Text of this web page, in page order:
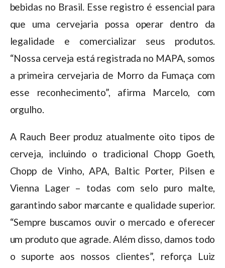
bebidas no Brasil. Esse registro é essencial para
que uma cervejaria possa operar dentro da
legalidade e comercializar seus produtos.
“Nossa cerveja está registrada no MAPA, somos
a primeira cervejaria de Morro da Fumaça com
esse reconhecimento”, afirma Marcelo, com
orgulho.
A Rauch Beer produz atualmente oito tipos de
cerveja, incluindo o tradicional Chopp Goeth,
Chopp de Vinho, APA, Baltic Porter, Pilsen e
Vienna Lager – todas com selo puro malte,
garantindo sabor marcante e qualidade superior.
“Sempre buscamos ouvir o mercado e oferecer
um produto que agrade. Além disso, damos todo
o suporte aos nossos clientes”, reforça Luiz